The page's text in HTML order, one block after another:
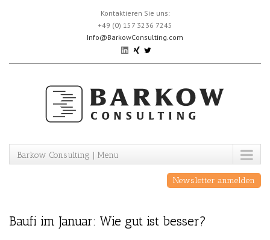
Kontaktieren Sie uns:
+49 (0) 157 3236 7245
Info@BarkowConsulting.com
Barkow Consulting | Menu
Newsletter anmelden
Baufi im Januar: Wie gut ist besser?